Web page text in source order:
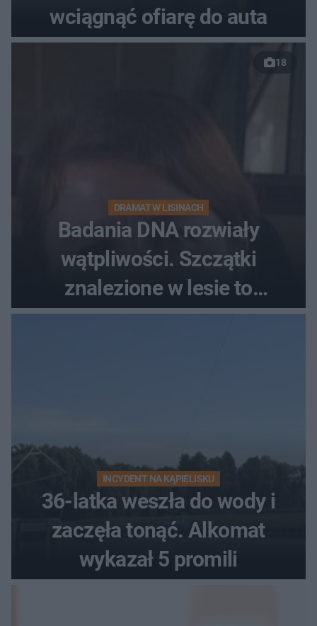
wciągnąć ofiarę do auta
18
DRAMAT W LISINACH
Badania DNA rozwiały
wątpliwości. Szczątki
znalezione w lesie to
zaginiona Jowita Zielińska
INCYDENT NA KĄPIELISKU
36-latka weszła do wody i
zaczęła tonąć. Alkomat
wykazał 5 promili